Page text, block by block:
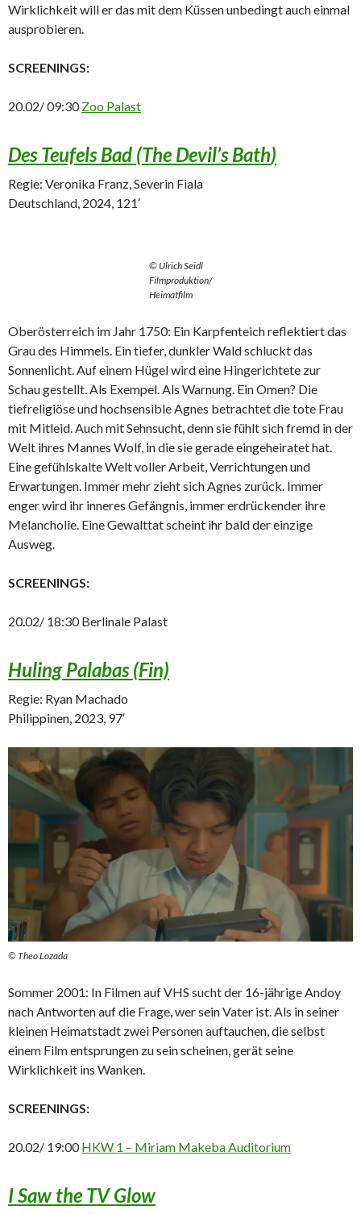
Wirklichkeit will er das mit dem Küssen unbedingt auch einmal
ausprobieren.
SCREENINGS:
20.02/ 09:30Zoo Palast
Des Teufels Bad (The Devil’s Bath)
Regie: Veronika Franz, Severin Fiala
Deutschland, 2024, 121′
© Ulrich Seidl
Filmproduktion/
Heimatfilm
Oberösterreich im Jahr 1750: Ein Karpfenteich reflektiert das
Grau des Himmels. Ein tiefer, dunkler Wald schluckt das
Sonnenlicht. Auf einem Hügel wird eine Hingerichtete zur
Schau gestellt. Als Exempel. Als Warnung. Ein Omen? Die
tiefreligiöse und hochsensible Agnes betrachtet die tote Frau
mit Mitleid. Auch mit Sehnsucht, denn sie fühlt sich fremd in der
Welt ihres Mannes Wolf, in die sie gerade eingeheiratet hat.
Eine gefühlskalte Welt voller Arbeit, Verrichtungen und
Erwartungen. Immer mehr zieht sich Agnes zurück. Immer
enger wird ihr inneres Gefängnis, immer erdrückender ihre
Melancholie. Eine Gewalttat scheint ihr bald der einzige
Ausweg.
SCREENINGS:
20.02/ 18:30 Berlinale Palast
Huling Palabas (Fin)
Regie: Ryan Machado
Philippinen, 2023, 97′
© Theo Lozada
Sommer 2001: In Filmen auf VHS sucht der 16-jährige Andoy
nach Antworten auf die Frage, wer sein Vater ist. Als in seiner
kleinen Heimatstadt zwei Personen auftauchen, die selbst
einem Film entsprungen zu sein scheinen, gerät seine
Wirklichkeit ins Wanken.
SCREENINGS:
20.02/ 19:00HKW 1 – Miriam Makeba Auditorium
I Saw the TV Glow